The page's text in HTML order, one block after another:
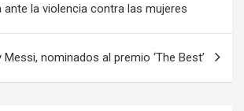
ante la violencia contra las mujeres
nominados al premio ‘The Best’